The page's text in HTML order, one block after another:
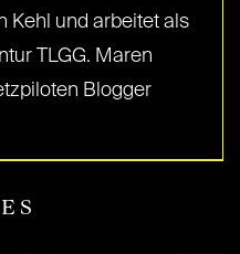
Kehl und arbeitet als
TLGG. Maren
Blogger